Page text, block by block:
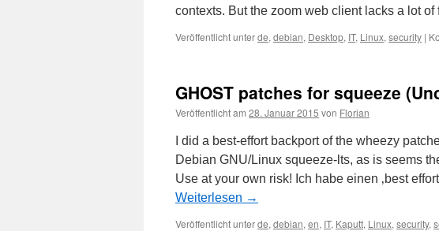
contexts. But the zoom web client lacks a lot
Veröffentlicht unterde, debian, Desktop, IT, Linux, security |
GHOST patches for squeeze
Veröffentlicht am 28. Januar 2015 von Florian
I did a best-effort backport of the wheezy
Debian GNU/Linux squeeze-lts, as is seems
Use at your own risk! Ich habe einen ‚best
Weiterlesen →
Veröffentlicht unterde, debian, en, IT, Kaputt, Linux, security,